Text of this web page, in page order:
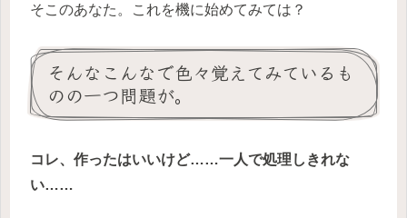
そこのあなた。これを機に始めてみては？
そんなこんなで色々覚えてみているも
のの一つ問題が。
コレ、作ったはいいけど……一人で処理しきれな
い……